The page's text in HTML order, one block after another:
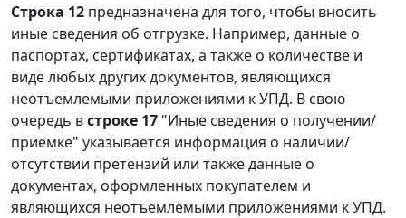
Строка 12 предназначена для того, чтобы вносить
иные сведения об отгрузке. Например, данные о
паспортах, сертификатах, а также о количестве и
виде любых других документов, являющихся
неотъемлемыми приложениями к УПД. В свою
очередь встроке 17 "Иные сведения о получении/
приемке" указывается информация о наличии/
отсутствии претензий или также данные о
документах, оформленных покупателем и
являющихся неотъемлемыми приложениями к УПД.